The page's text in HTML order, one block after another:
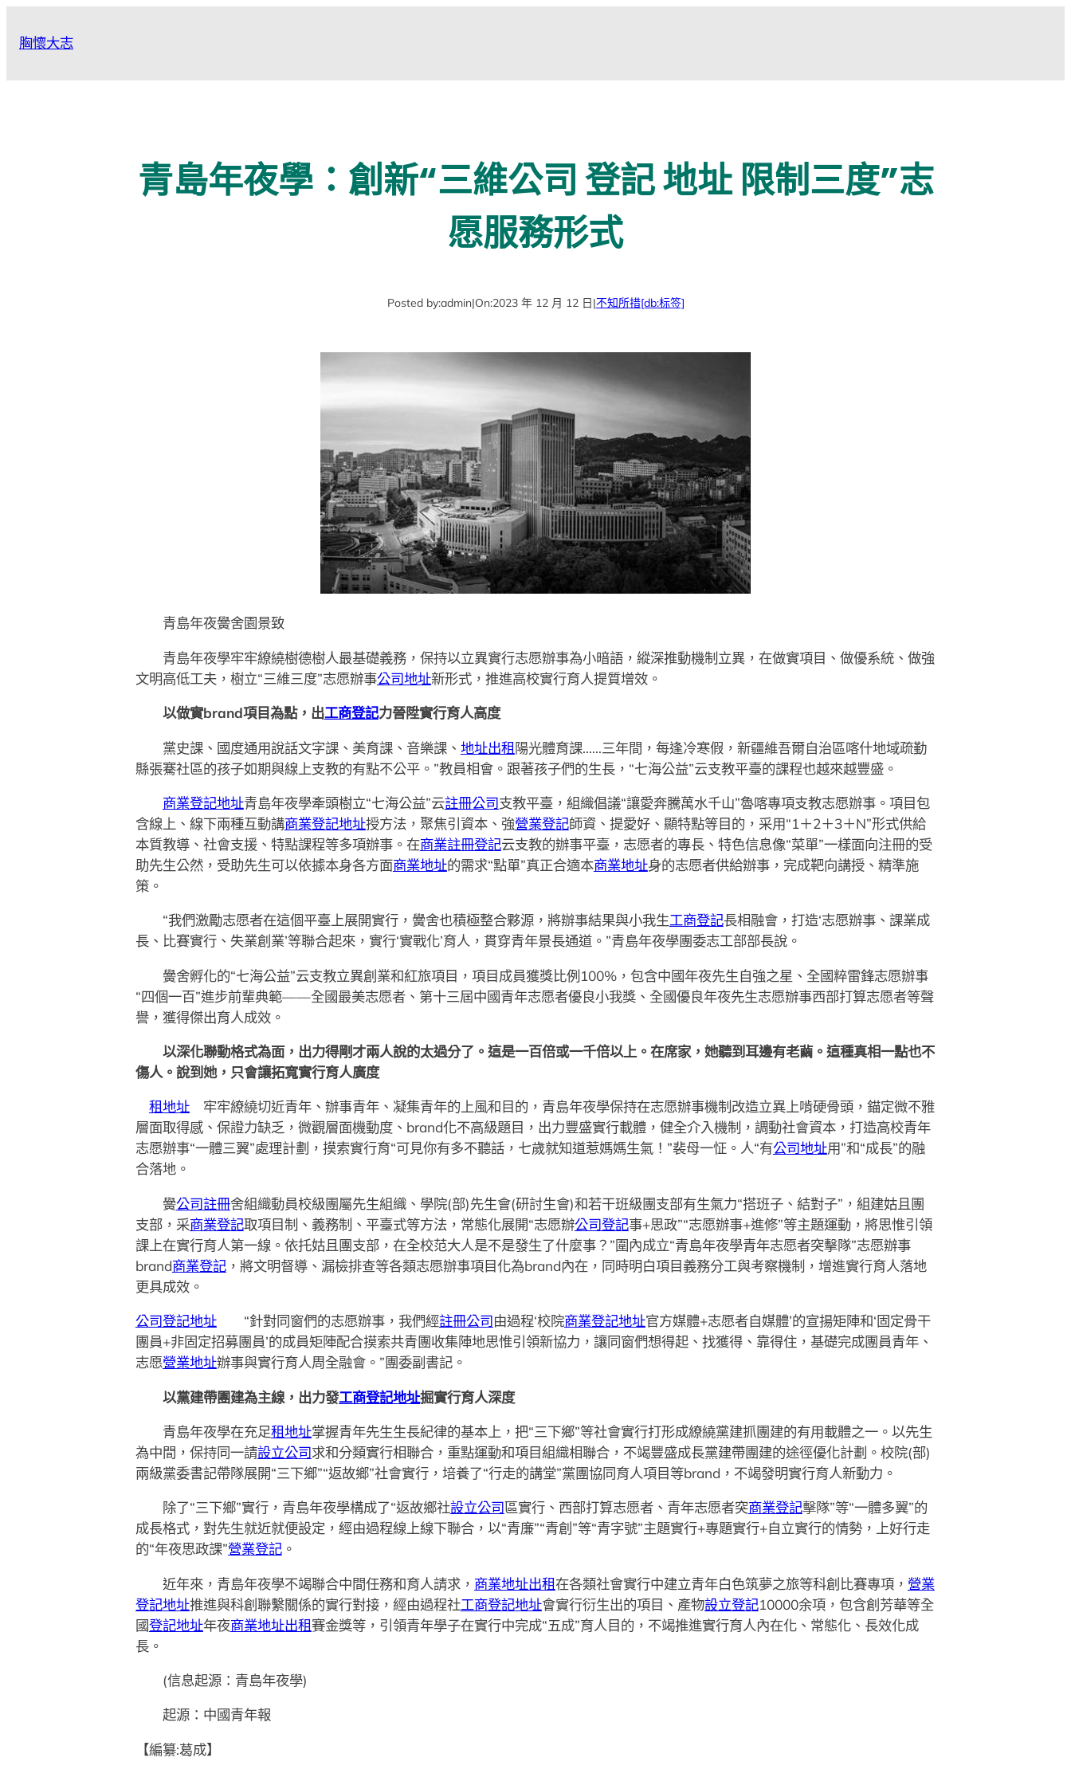
胸懷大志
青島年夜學：創新“三維公司 登記 地址 限制三度”志
愿服務形式
Posted by:admin|On:2023 年 12 月 12 日|不知所措[db:标签]
青島年夜黌舍園景致
青島年夜學牢牢繚繞樹德樹人最基礎義務，保持以立異實行志愿辦事為小暗語，縱深推動機制立異，在做實項目、做優系統、做強
文明高低工夫，樹立“三維三度”志愿辦事公司地址新形式，推進高校實行育人提質增效。
以做實brand項目為點，出工商登記力晉陞實行育人高度
黨史課、國度通用說話文字課、美育課、音樂課、 地址出租陽光體育課……三年間，每逢冷寒假，新疆維吾爾自治區喀什地域疏勤
縣張騫社區的孩子如期與線上支教的有點不公平。”教員相會。跟著孩子們的生長，“七海公益”云支教平臺的課程也越來越豐盛。
商業登記地址青島年夜學牽頭樹立“七海公益”云註冊公司支教平臺，組織倡議“讓愛奔騰萬水千山”魯喀專項支教志愿辦事。項目包
含線上、線下兩種互動講商業登記地址授方法，聚焦引資本、強營業登記師資、提愛好、顯特點等目的，采用“1＋2＋3＋N”形式供給
本質教導、社會支援、特點課程等多項辦事。在商業註冊登記云支教的辦事平臺，志愿者的專長、特色信息像“菜單”一樣面向注冊的受
助先生公然，受助先生可以依據本身各方面商業地址的需求“點單”真正合適本商業地址身的志愿者供給辦事，完成靶向講授、精準施
策。
“我們激勵志愿者在這個平臺上展開實行，黌舍也積極整合夥源，將辦事結果與小我生工商登記長相融會，打造‘志愿辦事、課業成
長、比賽實行、失業創業’等聯合起來，實行‘實戰化’育人，貫穿青年景長通道。”青島年夜學團委志工部部長說。
黌舍孵化的“七海公益”云支教立異創業和紅旅項目，項目成員獲獎比例100%，包含中國年夜先生自強之星、全國粹雷鋒志愿辦事
“四個一百”進步前輩典範——全國最美志愿者、第十三屆中國青年志愿者優良小我獎、全國優良年夜先生志愿辦事西部打算志愿者等聲
譽，獲得傑出育人成效。
以深化聯動格式為面，出力得剛才兩人說的太過分了。這是一百倍或一千倍以上。在席家，她聽到耳邊有老繭。這種真相一點也不
傷人。說到她，只會讓拓寬實行育人廣度
租地址牢牢繚繞切近青年、辦事青年、凝集青年的上風和目的，青島年夜學保持在志愿辦事機制改造立異上啃硬骨頭，錨定微不雅
層面取得感、保證力缺乏，微觀層面機動度、brand化不高級題目，出力豐盛實行載體，健全介入機制，調動社會資本，打造高校青年
志愿辦事“一體三翼”處理計劃，摸索實行育“可見你有多不聽話，七歲就知道惹媽媽生氣！”裴母一怔。人“有公司地址用”和“成長”的融
合落地。
黌公司註冊舍組織動員校級團屬先生組織、學院(部)先生會(研討生會)和若干班級團支部有生氣力“搭班子、結對子”，組建姑且團
支部，采商業登記取項目制、義務制、平臺式等方法，常態化展開“志愿辦公司登記事+思政”“志愿辦事+進修”等主題運動，將思惟引領
課上在實行育人第一線。依托姑且團支部，在全校范大人是不是發生了什麼事？”圍內成立“青島年夜學青年志愿者突擊隊”志愿辦事
brand商業登記，將文明督導、漏檢排查等各類志愿辦事項目化為brand內在，同時明白項目義務分工與考察機制，增進實行育人落地
更具成效。
公司登記地址“針對同窗們的志愿辦事，我們經註冊公司由過程‘校院商業登記地址官方媒體+志愿者自媒體’的宣揚矩陣和‘固定骨干
團員+非固定招募團員’的成員矩陣配合摸索共青團收集陣地思惟引領新協力，讓同窗們想得起、找獲得、靠得住，基礎完成團員青年、
志愿營業地址辦事與實行育人周全融會。”團委副書記。
以黨建帶團建為主線，出力發工商登記地址掘實行育人深度
青島年夜學在充足租地址掌握青年先生生長紀律的基本上，把“三下鄉”等社會實行打形成繚繞黨建抓團建的有用載體之一。以先生
為中間，保持同一請設立公司求和分類實行相聯合，重點運動和項目組織相聯合，不竭豐盛成長黨建帶團建的途徑優化計劃。校院(部)
兩級黨委書記帶隊展開“三下鄉”“返故鄉”社會實行，培養了“行走的講堂”黨團協同育人項目等brand，不竭發明實行育人新動力。
除了“三下鄉”實行，青島年夜學構成了“返故鄉社設立公司區實行、西部打算志愿者、青年志愿者突商業登記擊隊”等“一體多翼”的
成長格式，對先生就近就便設定，經由過程線上線下聯合，以“青廉”“青創”等“青字號”主題實行+專題實行+自立實行的情勢，上好行走
的“年夜思政課”營業登記。
近年來，青島年夜學不竭聯合中間任務和育人請求， 商業地址出租在各類社會實行中建立青年白色筑夢之旅等科創比賽專項， 營業
登記地址推進與科創聯繫關係的實行對接，經由過程社工商登記地址會實行衍生出的項目、產物設立登記10000余項，包含創芳華等全
國登記地址年夜商業地址出租賽金獎等，引領青年學子在實行中完成“五成”育人目的，不竭推進實行育人內在化、常態化、長效化成
長。
(信息起源：青島年夜學)
起源：中國青年報
【編纂:葛成】